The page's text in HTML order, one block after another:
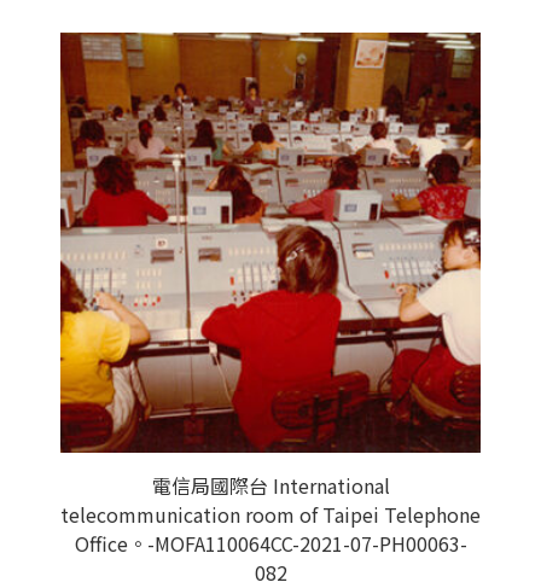
電信局國際台 International
telecommunication room of Taipei Telephone
Office。-MOFA110064CC-2021-07-PH00063-
082